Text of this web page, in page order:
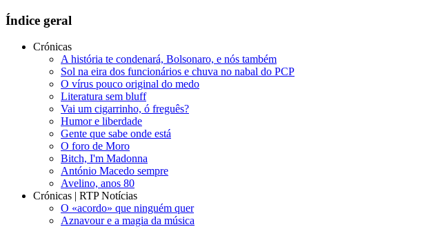
Índice geral
Crónicas
A história te condenará, Bolsonaro, e nós também
Sol na eira dos funcionários e chuva no nabal do PCP
O vírus pouco original do medo
Literatura sem bluff
Vai um cigarrinho, ó freguês?
Humor e liberdade
Gente que sabe onde está
O foro de Moro
Bitch, I'm Madonna
António Macedo sempre
Avelino, anos 80
Crónicas | RTP Notícias
O «acordo» que ninguém quer
Aznavour e a magia da música